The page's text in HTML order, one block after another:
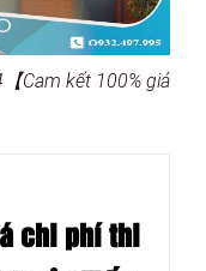
Cam kết 100% giá
chi phí thi